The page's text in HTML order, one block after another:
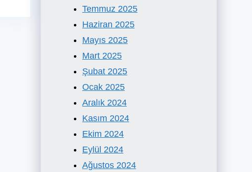
Temmuz 2025
Haziran 2025
Mayıs 2025
Mart 2025
Şubat 2025
Ocak 2025
Aralık 2024
Kasım 2024
Ekim 2024
Eylül 2024
Ağustos 2024